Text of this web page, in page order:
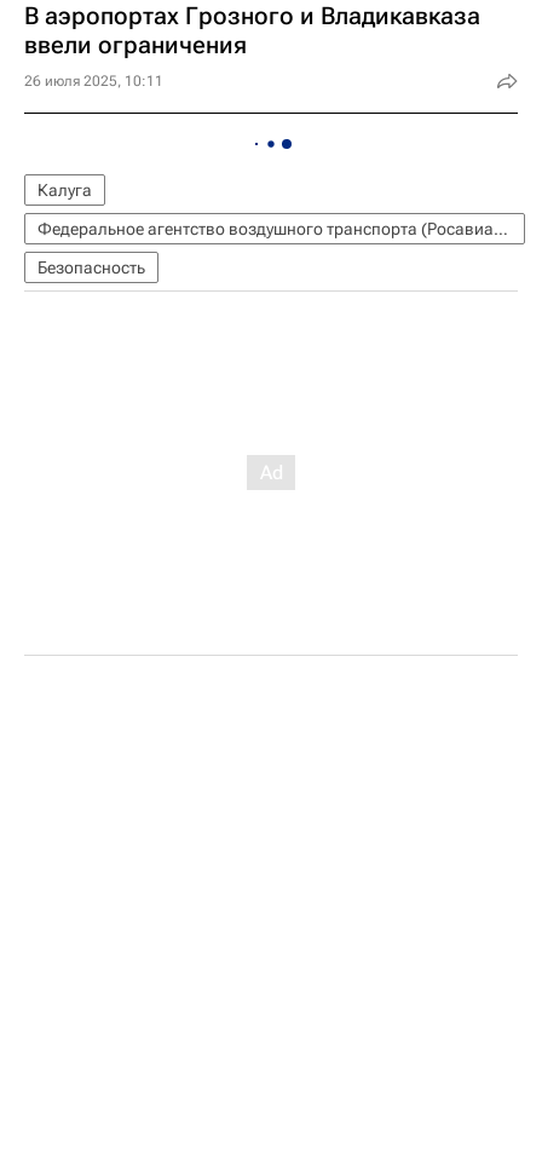
В аэропортах Грозного и Владикавказа
ввели ограничения
26 июля 2025, 10:11
Калуга
Федеральное агентство воздушного транспорта (Росавиация)
Безопасность